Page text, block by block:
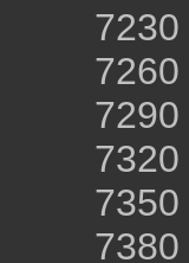
7230
7260
7290
7320
7350
7380